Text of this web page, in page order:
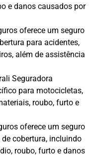
e danos causados por
oferece um seguro
para acidentes,
além de assistência
Seguradora
para motocicletas,
roubo, furto e
oferece um seguro
cobertura, incluindo
roubo, furto e danos